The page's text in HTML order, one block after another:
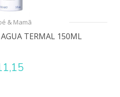
& Mamã
TERMAL 150ML